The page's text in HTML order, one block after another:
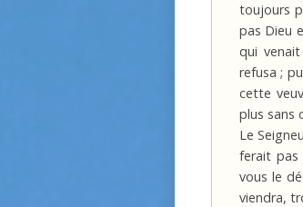
toujours
pas Dieu
qui
refusa ;
cette
plus sans
Le
ferait pas
vous le
viendra,